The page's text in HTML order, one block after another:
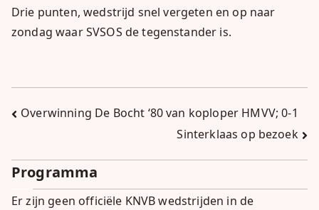
Drie punten, wedstrijd snel vergeten en op naar
zondag waar SVSOS de tegenstander is.
Bericht
Overwinning De Bocht ‘80 van koploper HMVV; 0-1
Sinterklaas op bezoek
Programma
Er zijn geen officiële KNVB wedstrijden in de